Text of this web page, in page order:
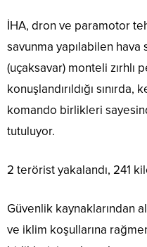
İHA, dron ve paramotor
savunma yapılabilen
(uçaksavar) monteli zırhlı
konuşlandırıldığı
komando birlikleri
tutuluyor.
2 terörist yakalandı, 241
Güvenlik kaynaklarından
ve iklim koşullarına